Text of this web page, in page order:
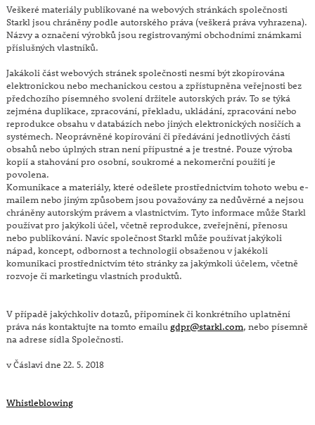
Veškeré materiály publikované na webových stránkách společnosti
Starkl jsou chráněny podle autorského práva (veškerá práva vyhrazena).
Názvy a označení výrobků jsou registrovanými obchodními známkami
příslušných vlastníků.
Jakákoli část webových stránek společnosti nesmí být zkopírována
elektronickou nebo mechanickou cestou a zpřístupněna veřejnosti bez
předchozího písemného svolení držitele autorských práv. To se týká
zejména duplikace, zpracování, překladu, ukládání, zpracování nebo
reprodukce obsahu v databázích nebo jiných elektronických nosičích a
systémech. Neoprávněné kopírování či předávání jednotlivých částí
obsahů nebo úplných stran není přípustné a je trestné. Pouze výroba
kopií a stahování pro osobní, soukromé a nekomerční použití je
povolena.
Komunikace a materiály, které odešlete prostřednictvím tohoto webu e-
mailem nebo jiným způsobem jsou považovány za nedůvěrné a nejsou
chráněny autorským právem a vlastnictvím. Tyto informace může Starkl
používat pro jakýkoli účel, včetně reprodukce, zveřejnění, přenosu
nebo publikování. Navíc společnost Starkl může používat jakýkoli
nápad, koncept, odbornost a technologii obsaženou v jakékoli
komunikaci prostřednictvím této stránky za jakýmkoli účelem, včetně
rozvoje či marketingu vlastních produktů.
V případě jakýchkoliv dotazů, připomínek či konkrétního uplatnění
práva nás kontaktujte na tomto emailu gdpr@starkl.com, nebo písemně
na adrese sídla Společnosti.
v Čáslavi dne 22. 5. 2018
Whistleblowing